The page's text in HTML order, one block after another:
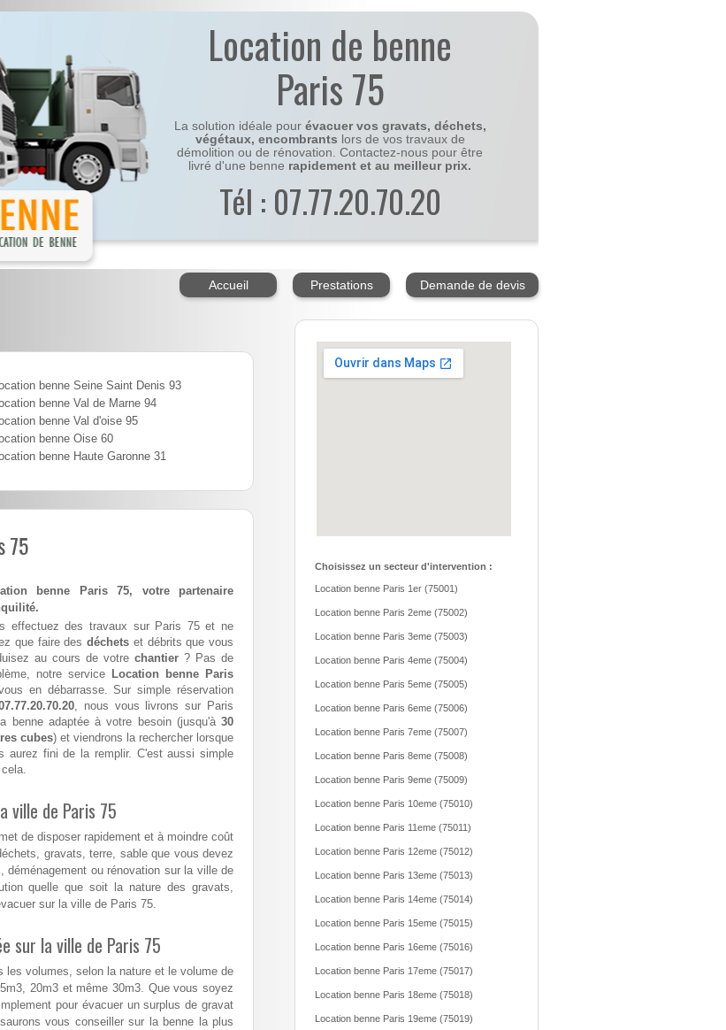
Location de benne
Paris 75
La solution idéale pour évacuer vos gravats, déchets,
végétaux, encombrants lors de vos travaux de
démolition ou de rénovation. Contactez-nous pour être
livré d'une benne rapidement et au meilleur prix.
Tél : 07.77.20.70.20
Accueil Prestations Demande de devis
benne Seine Saint Denis 93
benne Val de Marne 94
benne Val d'oise 95
benne Oise 60
benne Haute Garonne 31
75
benne Paris 75, votre partenaire
effectuez des travaux sur Paris 75 et ne
que faire des déchets et débrits que vous
au cours de votre chantier ? Pas de
notre service
Location benne Paris
en débarrasse. Sur simple réservation
, nous vous livrons sur Paris
benne adaptée à votre besoin (jusqu'à 30
cubes) et viendrons la rechercher lorsque
aurez fini de la remplir. C'est aussi simple
ville de Paris 75
de disposer rapidement et à moindre coût
gravats, terre, sable que vous devez
ou rénovation sur la ville de
quelle que soit la nature des gravats,
sur la ville de Paris 75.
sur la ville de Paris 75
les volumes, selon la nature et le volume de
20m3 et même 30m3. Que vous soyez
pour évacuer un surplus de gravat
vous conseiller sur la benne la plus
Choisissez un secteur d'intervention :
Location benne Paris 1er (75001)
Location benne Paris 2eme (75002)
Location benne Paris 3eme (75003)
Location benne Paris 4eme (75004)
Location benne Paris 5eme (75005)
Location benne Paris 6eme (75006)
Location benne Paris 7eme (75007)
Location benne Paris 8eme (75008)
Location benne Paris 9eme (75009)
Location benne Paris 10eme (75010)
Location benne Paris 11eme (75011)
Location benne Paris 12eme (75012)
Location benne Paris 13eme (75013)
Location benne Paris 14eme (75014)
Location benne Paris 15eme (75015)
Location benne Paris 16eme (75016)
Location benne Paris 17eme (75017)
Location benne Paris 18eme (75018)
Location benne Paris 19eme (75019)